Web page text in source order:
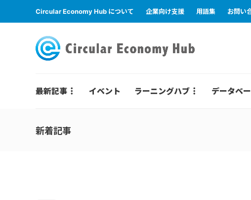
Circular Economy Hub について 企業向け支援 用語集 お問い
最新記事 イベント ラーニングハブ データベ
新着記事